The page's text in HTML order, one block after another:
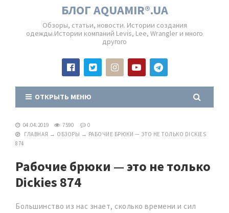
БЛОГ AQUAMIR®.UA
Обзоры, статьи, новости. Истории создания
одежды.Истории компаний Levis, Lee, Wrangler и много
другого
ОТКРЫТЬ МЕНЮ
04.04.2019 7590
0
ГЛАВНАЯ → ОБЗОРЫ → РАБОЧИЕ БРЮКИ — ЭТО НЕ ТОЛЬКО DICKIES
874
Рабочие брюки — это не только
Dickies 874
Большинство из нас знает, сколько времени и сил